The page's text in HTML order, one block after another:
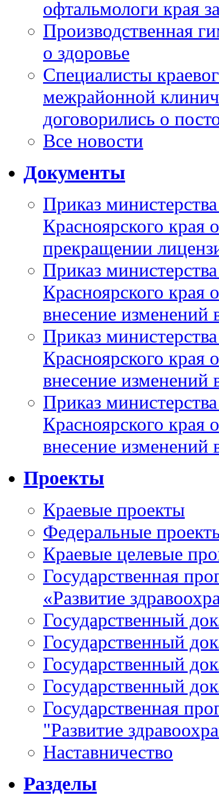
офтальмологи края
Производственная
о здоровье
Специалисты
межрайонной
договорились о
Все новости
Документы
Приказ
Красноярского
прекращении
Приказ
Красноярского
внесение изменений
Приказ
Красноярского
внесение изменений
Приказ
Красноярского
внесение изменений
Проекты
Краевые проекты
Федеральные
Краевые целевые
Государственная
«Развитие
Государственный
Государственный
Государственный
Государственный
Государственная
"Развитие
Наставничество
Разделы